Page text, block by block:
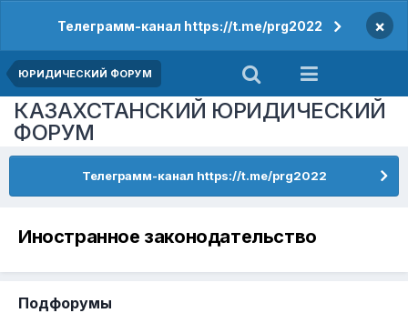
Телеграмм-канал https://t.me/prg2022 ×
ЮРИДИЧЕСКИЙ ФОРУМ
КАЗАХСТАНСКИЙ ЮРИДИЧЕСКИЙ
ФОРУМ
Телеграмм-канал https://t.me/prg2022
Иностранное законодательство
Подфорумы